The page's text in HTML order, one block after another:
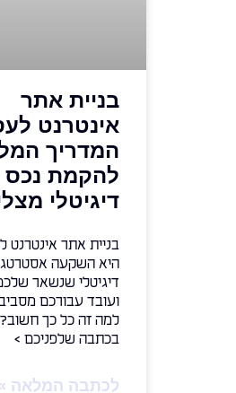
בניית אתר
אינטרנט
המדריך
להקמת נכס
דיגיטלי
בניית אתר אינטרנט
היא השקעה
דיגיטלי שנשאר
ועובד עבורכם
למה זה כל כך
בכתבה שלפניכם >
לכתבה המלאה